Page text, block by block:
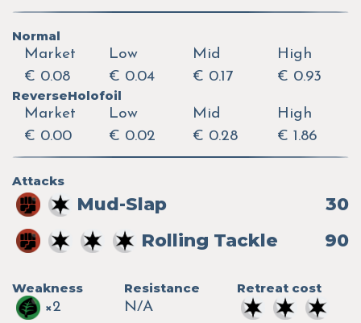
Normal
Market
€ 0.08
Low
€ 0.04
Mid
€ 0.17
High
€ 0.93
ReverseHolofoil
Market
€ 0.00
Low
€ 0.02
Mid
€ 0.28
High
€ 1.86
Attacks
Mud-Slap
30
Rolling Tackle
90
Weakness
×2
Resistance
N/A
Retreat cost